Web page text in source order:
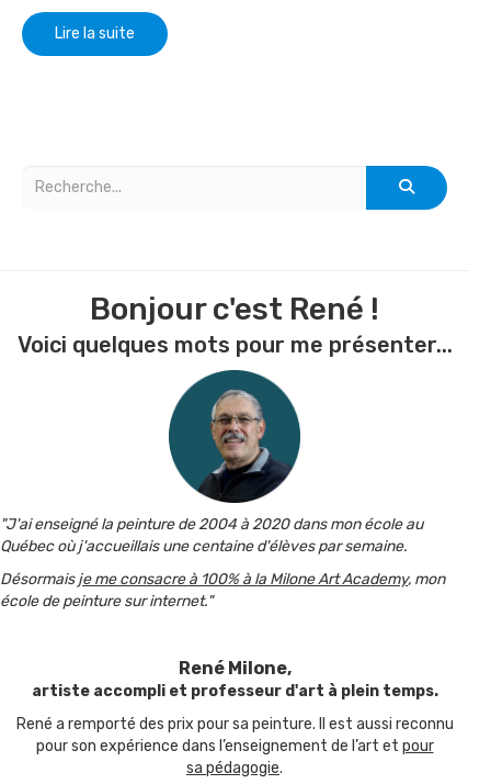
Lire la suite
Bonjour c'est René !
Voici quelques mots pour me présenter...
"J'ai enseigné la peinture de 2004 à 2020 dans mon école au
Québec où j'accueillais une centaine d'élèves par semaine.
Désormaisje me consacre à 100% à la Milone Art Academy, mon
école de peinture sur internet."
René Milone,
artiste accompli et professeur d'art à plein temps.
René a remporté des prix pour sa peinture. Il est aussi reconnu
pour son expérience dans l’enseignement de l’art et pour
sa pédagogie.